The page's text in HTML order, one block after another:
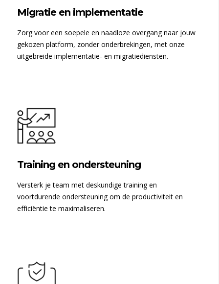
Migratie en implementatie
Zorg voor een soepele en naadloze overgang naar jouw
gekozen platform, zonder onderbrekingen, met onze
uitgebreide implementatie- en migratiediensten.
Training en ondersteuning
Versterk je team met deskundige training en
voortdurende ondersteuning om de productiviteit en
efficiëntie te maximaliseren.